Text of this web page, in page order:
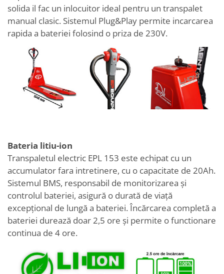
solida il fac un inlocuitor ideal pentru un transpalet
manual clasic. Sistemul Plug&Play permite incarcarea
rapida a bateriei folosind o priza de 230V.
Bateria litiu-ion
Transpaletul electric EPL 153 este echipat cu un
accumulator fara intretinere, cu o capacitate de 20Ah.
Sistemul BMS, responsabil de monitorizarea și
controlul bateriei, asigură o durată de viață
excepțional de lungă a bateriei. Încărcarea completă a
bateriei durează doar 2,5 ore și permite o functionare
continua de 4 ore.